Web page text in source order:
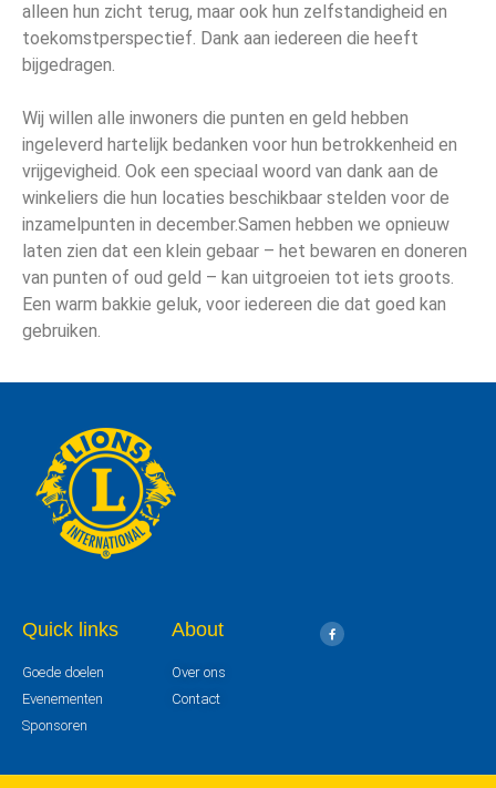
alleen hun zicht terug, maar ook hun zelfstandigheid en
toekomstperspectief. Dank aan iedereen die heeft
bijgedragen.
Wij willen alle inwoners die punten en geld hebben
ingeleverd hartelijk bedanken voor hun betrokkenheid en
vrijgevigheid. Ook een speciaal woord van dank aan de
winkeliers die hun locaties beschikbaar stelden voor de
inzamelpunten in december.Samen hebben we opnieuw
laten zien dat een klein gebaar – het bewaren en doneren
van punten of oud geld – kan uitgroeien tot iets groots.
Een warm bakkie geluk, voor iedereen die dat goed kan
gebruiken.
Quick links
Goede doelen
Evenementen
Sponsoren
About
Over ons
Contact